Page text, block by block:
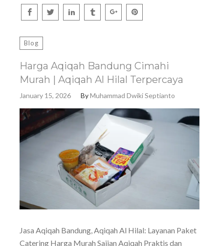
Blog
Harga Aqiqah Bandung Cimahi
Murah | Aqiqah Al Hilal Terpercaya
January 15, 2026 ByMuhammad Dwiki Septianto
Jasa Aqiqah Bandung, Aqiqah Al Hilal: Layanan Paket
Catering Harga Murah Sajian Aqiqah Praktis dan